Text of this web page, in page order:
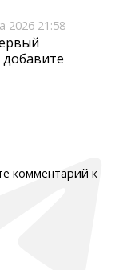
2026 21:58
комментарий к